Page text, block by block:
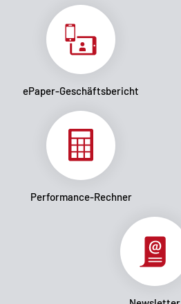
ePaper-Geschäftsbericht
Performance-Rechner